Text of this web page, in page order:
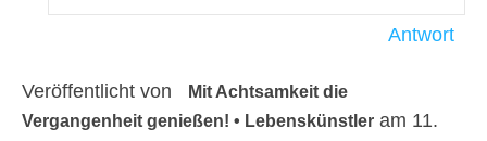
Antwort
Veröffentlicht von
Mit Achtsamkeit die
Vergangenheit genießen! • Lebenskünstler am 11.